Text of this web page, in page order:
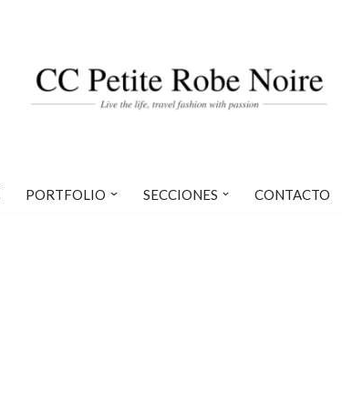
PORTFOLIO SECCIONES CONTACTO